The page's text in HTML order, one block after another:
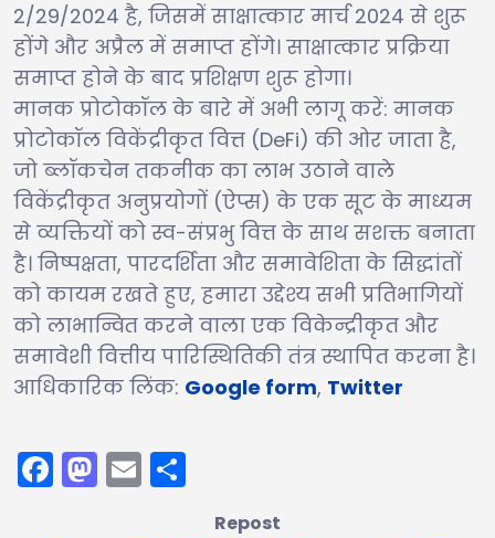
2/29/2024 है, जिसमें साक्षात्कार मार्च 2024 से शुरू
होंगे और अप्रैल में समाप्त होंगे। साक्षात्कार प्रक्रिया
समाप्त होने के बाद प्रशिक्षण शुरू होगा।
मानक प्रोटोकॉल के बारे में अभी लागू करें: मानक
प्रोटोकॉल विकेंद्रीकृत वित्त (DeFi) की ओर जाता है,
जो ब्लॉकचेन तकनीक का लाभ उठाने वाले
विकेंद्रीकृत अनुप्रयोगों (ऐप्स) के एक सूट के माध्यम
से व्यक्तियों को स्व-संप्रभु वित्त के साथ सशक्त बनाता
है। निष्पक्षता, पारदर्शिता और समावेशिता के सिद्धांतों
को कायम रखते हुए, हमारा उद्देश्य सभी प्रतिभागियों
को लाभान्वित करने वाला एक विकेन्द्रीकृत और
समावेशी वित्तीय पारिस्थितिकी तंत्र स्थापित करना है।
आधिकारिक लिंक: Google form, Twitter
Facebook
Mastodon
Email
Repost